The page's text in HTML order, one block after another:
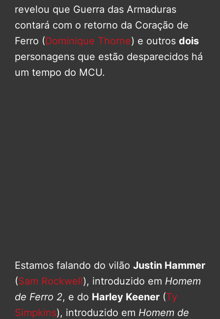
revelou que Guerra das Armaduras
contará com o retorno da Coração de
Ferro (Dominique Thorne) e outros dois
personagens que estão desparecidos há
um tempo do MCU.
Estamos falando do vilão Justin Hammer
(Sam Rockwell), introduzido em Homem
de Ferro 2, e do Harley Keener (Ty
Simpkins), introduzido em Homem de